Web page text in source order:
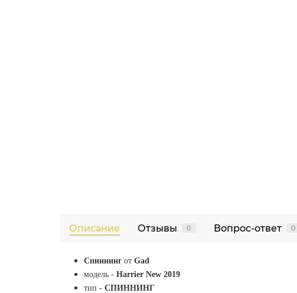
Описание Отзывы 0 Вопрос-ответ 0
Спиннинг от Gad
модель - Harrier New 2019
тип - СПИННИНГ